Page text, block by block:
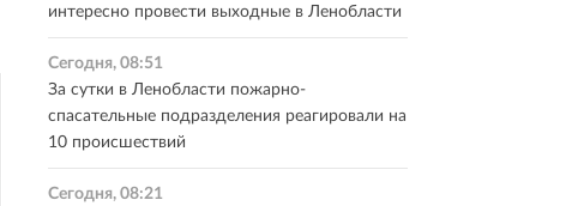
интересно провести выходные в Ленобласти
Сегодня, 08:51
За сутки в Ленобласти пожарно-
спасательные подразделения реагировали на
10 происшествий
Сегодня, 08:21